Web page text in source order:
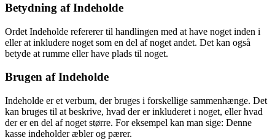
Betydning af Indeholde
Ordet Indeholde refererer til handlingen med at have noget inden i
eller at inkludere noget som en del af noget andet. Det kan også
betyde at rumme eller have plads til noget.
Brugen af Indeholde
Indeholde er et verbum, der bruges i forskellige sammenhænge. Det
kan bruges til at beskrive, hvad der er inkluderet i noget, eller hvad
der er en del af noget større. For eksempel kan man sige: Denne
kasse indeholder æbler og pærer.